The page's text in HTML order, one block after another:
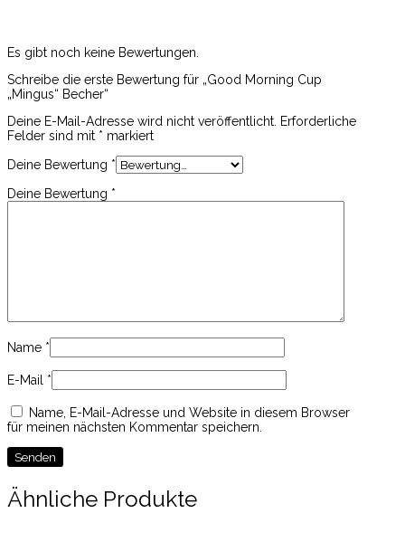
Es gibt noch keine Bewertungen.
Schreibe die erste Bewertung für „Good Morning Cup
„Mingus“ Becher“
Deine E-Mail-Adresse wird nicht veröffentlicht. Erforderliche
Felder sind mit * markiert
Deine Bewertung *
Deine Bewertung *
Name *
E-Mail *
Name, E-Mail-Adresse und Website in diesem Browser
für meinen nächsten Kommentar speichern.
Ähnliche Produkte